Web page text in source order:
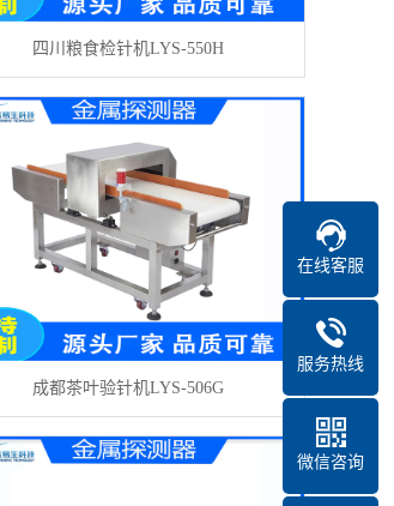
四川粮食检针机LYS-550H
成都茶叶验针机LYS-506G
在线客服
服务热线
微信咨询